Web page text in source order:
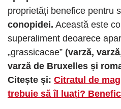
proprietăți benefice pentru
conopidei. Această este
superaliment deoarece
„grassicacae” (varză,
varză de Bruxelles și
Citește și: Citratul de
trebuie să îl luați?